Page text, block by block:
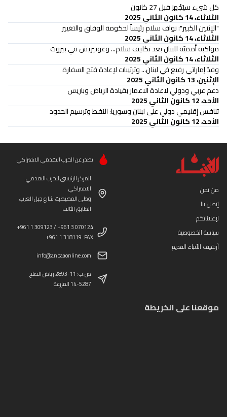
كل شيء سيَجْهز قبل 27 كانون
الثلاثاء، 14 كانون الثاني 2025
"الإثنين الكبير": نواف سلام رئيساً لحكومة الوفاق والتغيير
الثلاثاء، 14 كانون الثاني 2025
مواكبة أمميّة للبنان بعد تكليف سلام... وغوتيريش في بيروت
الثلاثاء، 14 كانون الثاني 2025
وفدٌ إماراتي رفيع في لبنان... وترتيبات لإعادة فتح السفارة
الإثنين، 13 كانون الثاني 2025
دعم عربي ودولي لاعادة الاعمار بقيادة الرياض وباريس
الأحد، 12 كانون الثاني 2025
تنافس إقليمي دولي على لبنان وسوريا: النفط وترسيم الحدود
الأحد، 12 كانون الثاني 2025
من نحن
إتصل بنا
لإعلاناتكم
سياسة الخصوصية
أرشيف الأنباء القديم
تصدر عن الحزب التقدمي الاشتراكي
المركز الرئيسي للحزب التقدمي
الاشتراكي
وطى المصيطبة، شارع جبل العرب،
الطابق الثالث
+961 1 309123 / +961 3 070124
+961 1 318119 :FAX
info@anbaaonline.com
ص.ب: 11-2893 رياض الصلح
14-5287 المزرعة
موقعنا على الخريطة